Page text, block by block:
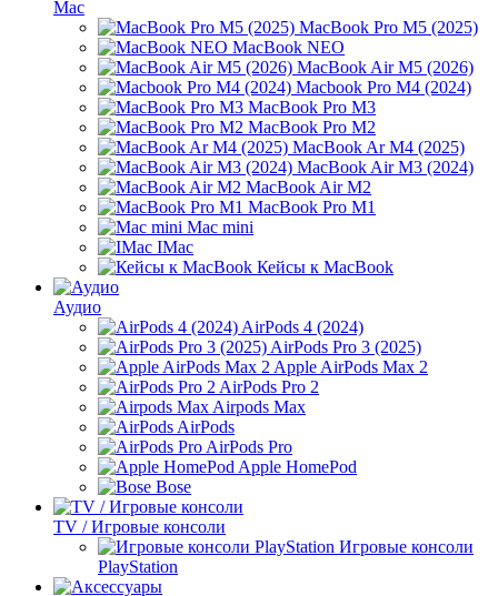
Mac
MacBook Pro M5 (2025)
MacBook NEO
MacBook Air M5 (2026)
Macbook Pro M4 (2024)
MacBook Pro M3
MacBook Pro M2
MacBook Ar M4 (2025)
MacBook Air M3 (2024)
MacBook Air M2
MacBook Pro M1
Mac mini
IMac
Кейсы к MacBook
Аудио
AirPods 4 (2024)
AirPods Pro 3 (2025)
Apple AirPods Max 2
AirPods Pro 2
Airpods Max
AirPods
AirPods Pro
Apple HomePod
Bose
TV / Игровые консоли
Игровые консоли
PlayStation